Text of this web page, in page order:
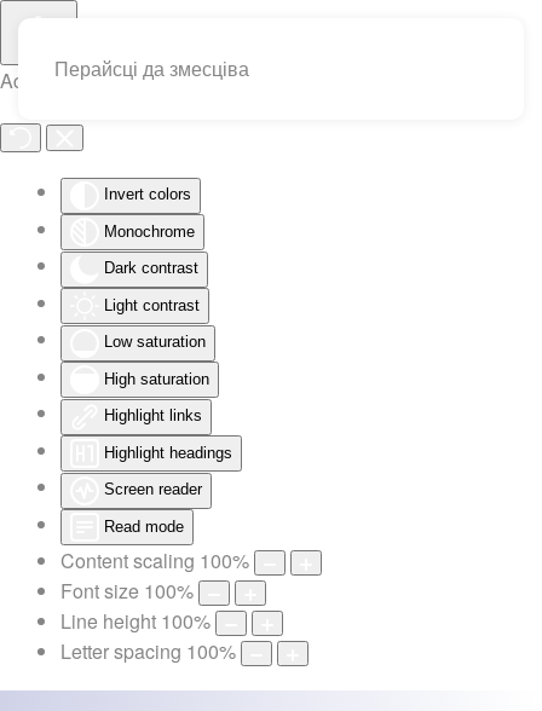
Accessibility Tools
Invert colors
Monochrome
Dark contrast
Light contrast
Low saturation
High saturation
Highlight links
Highlight headings
Screen reader
Read mode
Content scaling 100%
Font size 100%
Line height 100%
Letter spacing 100%
Перайсці да змесціва